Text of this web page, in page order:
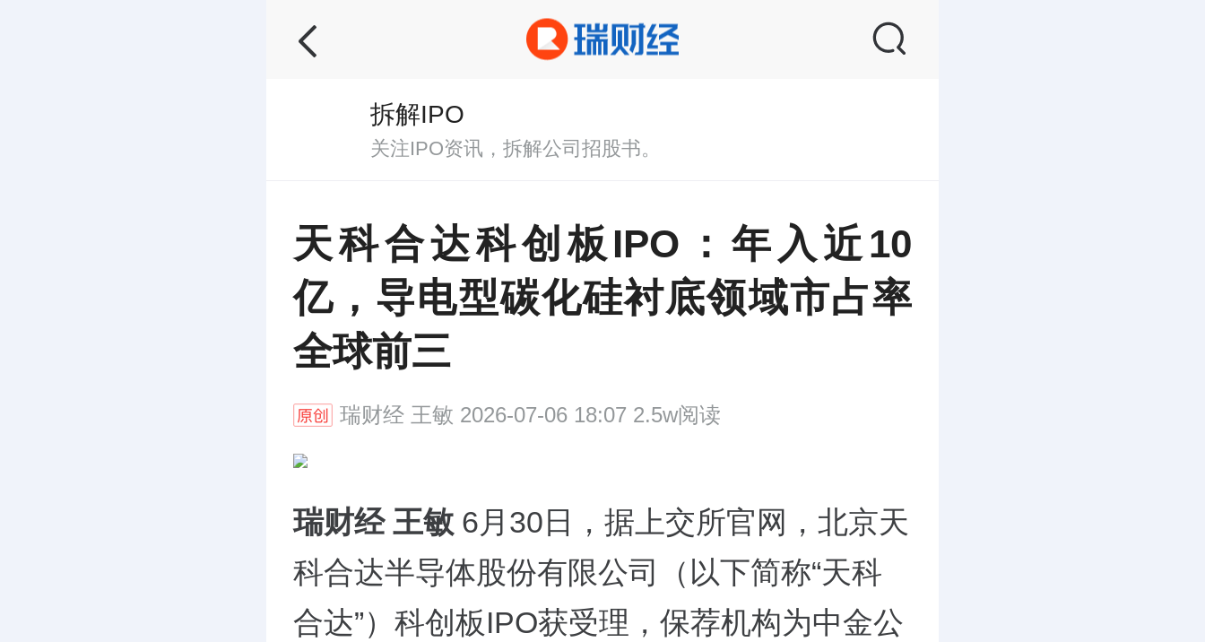
拆解IPO
关注IPO资讯，拆解公司招股书。
天科合达科创板IPO：年入近10
亿，导电型碳化硅衬底领域市占率
全球前三
瑞财经 王敏 2026-07-06 18:07 2.5w阅读
瑞财经 王敏 6月30日，据上交所官网，北京天
科合达半导体股份有限公司（以下简称“天科
合达”）科创板IPO获受理，保荐机构为中金公